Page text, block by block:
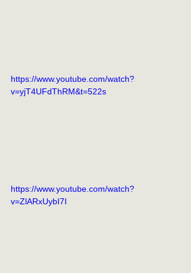
https://www.youtube.com/watch?
v=yjT4UFdThRM&t=522s
https://www.youtube.com/watch?
v=ZlARxUybI7I